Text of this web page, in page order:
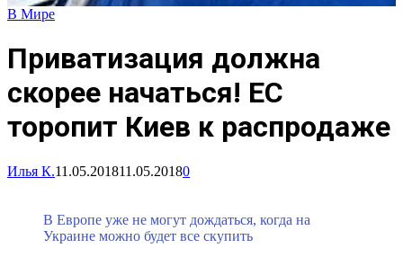
В Мире
Приватизация должна
скорее начаться! ЕС
торопит Киев к распродаже
Илья К.11.05.201811.05.20180
В Европе уже не могут дождаться, когда на
Украине можно будет все скупить